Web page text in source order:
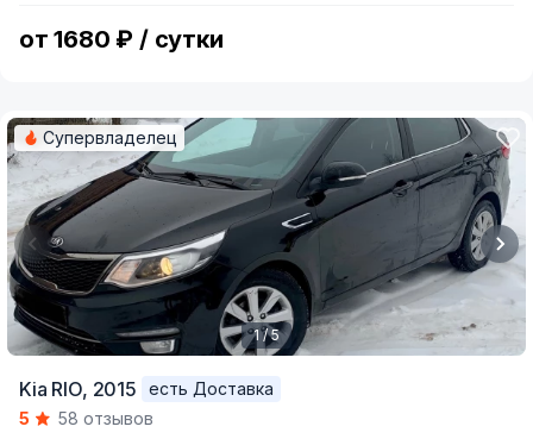
от 1680 ₽ / сутки
of
Супервладелец
1 / 5
Kia RIO, 2015
есть Доставка
5
58 отзывов